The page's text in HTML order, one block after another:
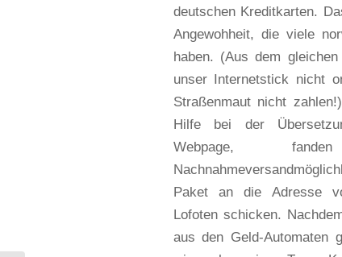
deutschen Kreditkarten.
Angewohheit, die viele
haben. (Aus dem
unser Internetstick nicht
Straßenmaut nicht
Hilfe bei der
Webpage,
Paket an die Adresse
Lofoten schicken.
aus den Geld-Automaten